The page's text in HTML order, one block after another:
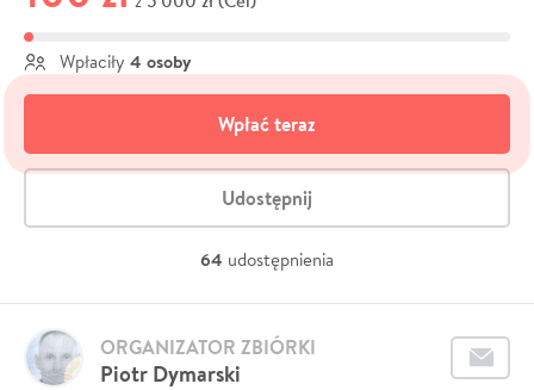
Wpłaciły 4 osoby
Wpłać teraz
Udostępnij
64 udostępnienia
Piotr Dymarski
ORGANIZATOR ZBIÓRKI